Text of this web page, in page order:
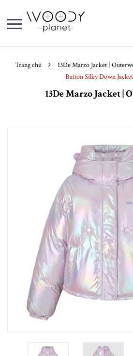
Trang chủ 13De Marzo Jacket |
Button Silky Down
13De Marzo Jacket |